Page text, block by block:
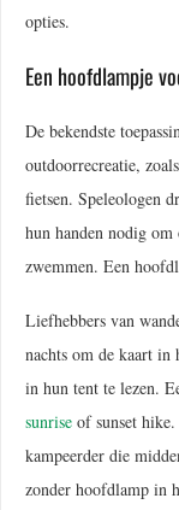
opties.
Een hoofdlampje
De bekendste
outdoorrecreatie,
fietsen. Speleologen
hun handen nodig
zwemmen. Een
Liefhebbers van
nachts om de kaart in
in hun tent te lezen.
sunrise of sunset
kampeerder die
zonder hoofdlamp in